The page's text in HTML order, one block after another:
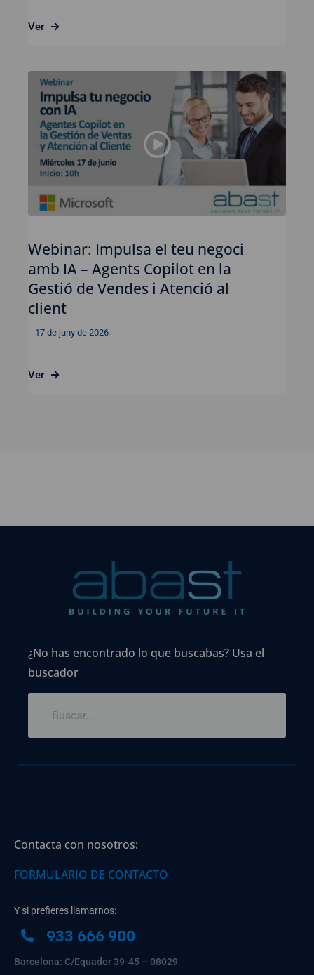
Ver
Webinar: Impulsa el teu negoci
amb IA – Agents Copilot en la
Gestió de Vendes i Atenció al
client
17 de juny de 2026
Ver
¿No has encontrado lo que buscabas? Usa el
buscador
Contacta con nosotros:
FORMULARIO DE CONTACTO
Y si prefieres llamarnos:
933 666 900
Barcelona: C/Equador 39-45 – 08029